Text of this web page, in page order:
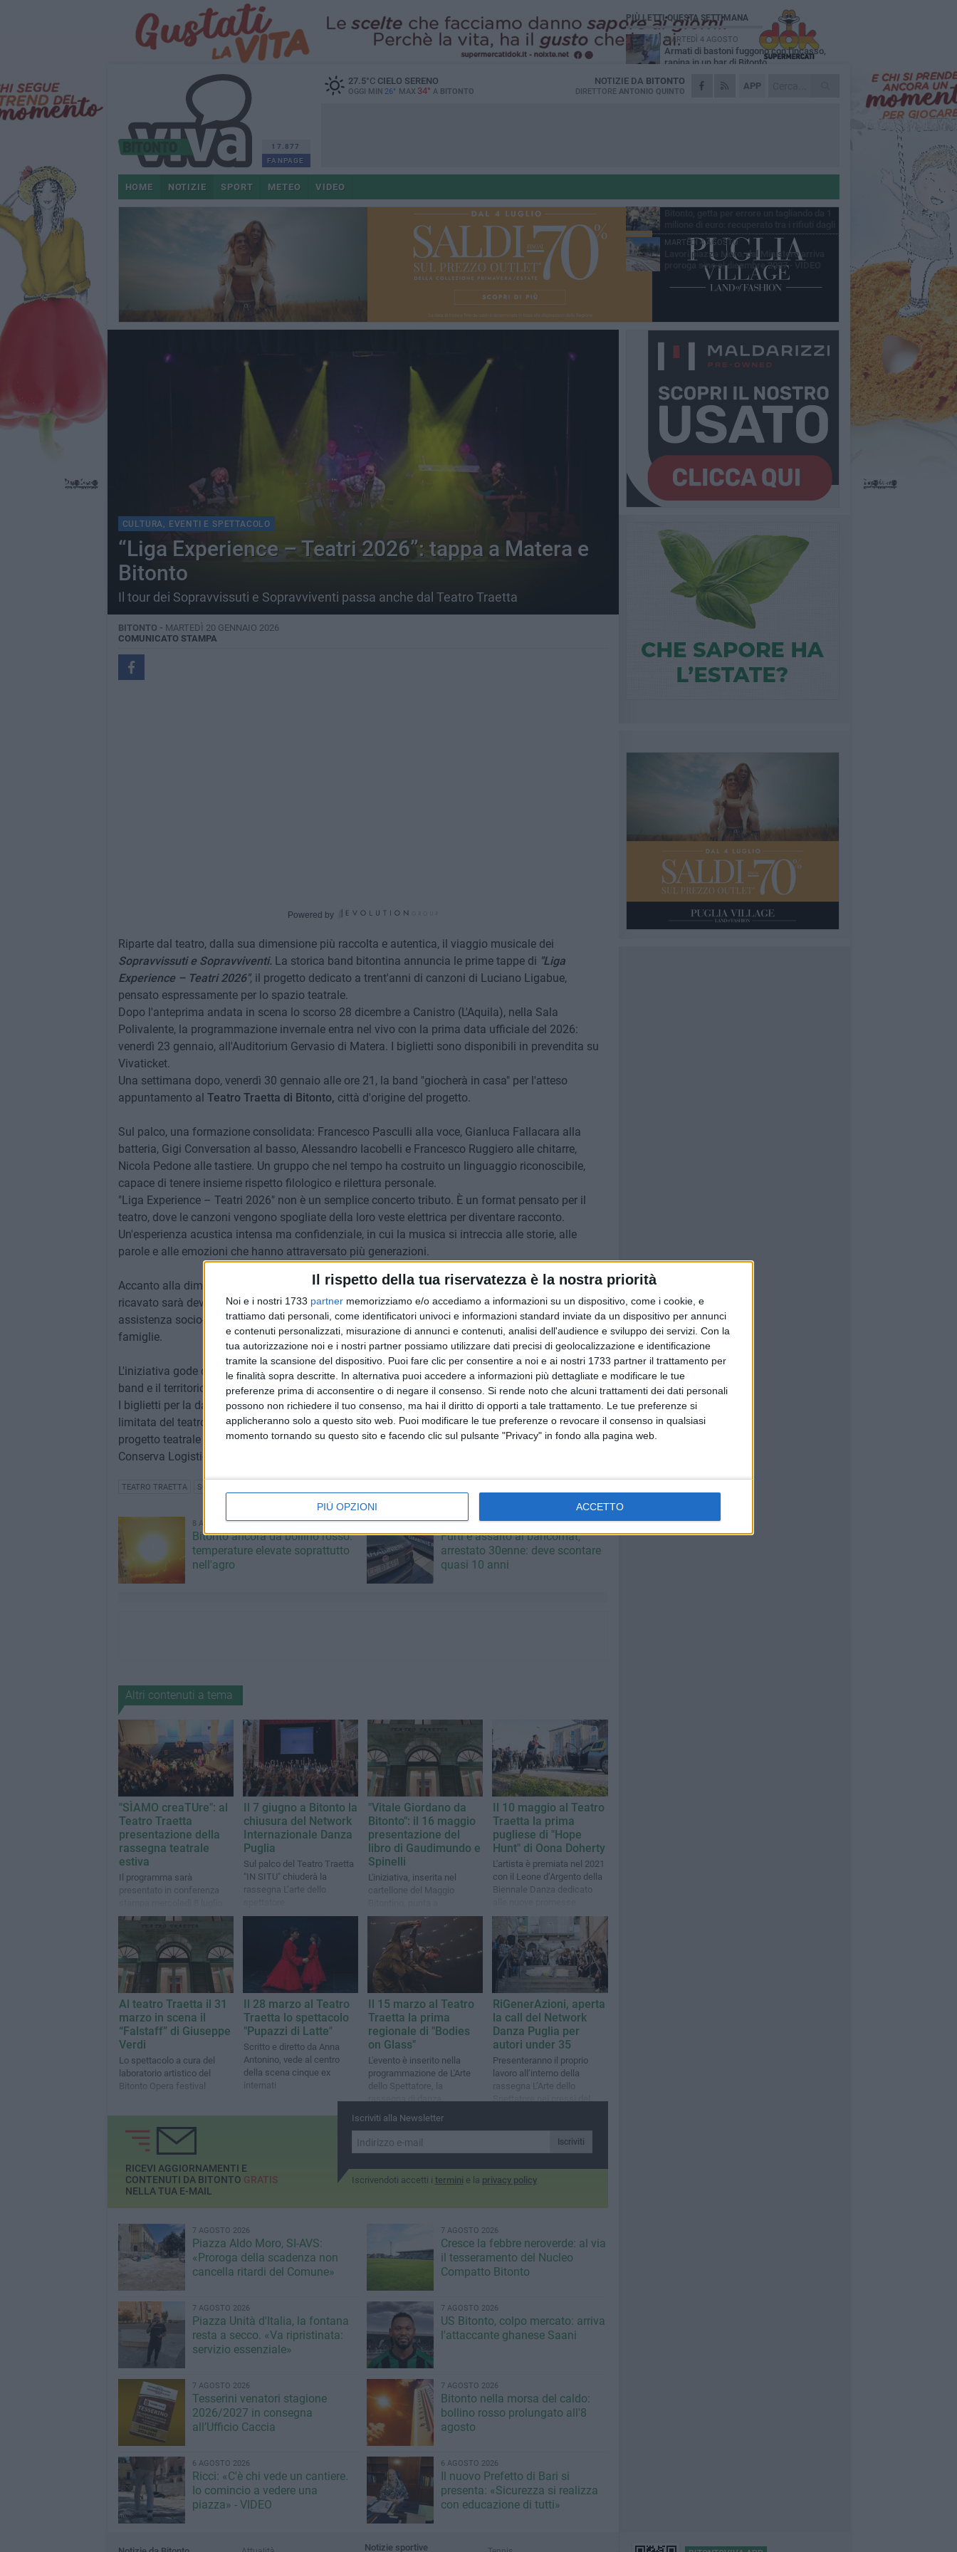
Il rispetto della tua riservatezza è la nostra priorità
Noi e i nostri 1733 partner memorizziamo e/o accediamo a informazioni su un dispositivo, come i cookie, e
trattiamo dati personali, come identificatori univoci e informazioni standard inviate da un dispositivo per annunci
e contenuti personalizzati, misurazione di annunci e contenuti, analisi dell'audience e sviluppo dei servizi. Con la
tua autorizzazione noi e i nostri partner possiamo utilizzare dati precisi di geolocalizzazione e identificazione
tramite la scansione del dispositivo. Puoi fare clic per consentire a noi e ai nostri 1733 partner il trattamento per
le finalità sopra descritte. In alternativa puoi accedere a informazioni più dettagliate e modificare le tue
preferenze prima di acconsentire o di negare il consenso. Si rende noto che alcuni trattamenti dei dati personali
possono non richiedere il tuo consenso, ma hai il diritto di opporti a tale trattamento. Le tue preferenze si
applicheranno solo a questo sito web. Puoi modificare le tue preferenze o revocare il consenso in qualsiasi
momento tornando su questo sito e facendo clic sul pulsante "Privacy" in fondo alla pagina web.
PIÙ OPZIONI ACCETTO
17.877
FANPAGE
27.5°CCIELO SERENO
OGGI MIN 26° MAX 34° A BITONTO
APP
NOTIZIE DA BITONTO
DIRETTORE ANTONIO QUINTO
HOME NOTIZIE SPORT METEO VIDEO
CULTURA, EVENTI E SPETTACOLO
“Liga Experience – Teatri 2026”: tappa a Matera e
Bitonto
Il tour dei Sopravvissuti e Sopravviventi passa anche dal Teatro Traetta
BITONTO - MARTEDÌ 20 GENNAIO 2026
COMUNICATO STAMPA
Powered by
Riparte dal teatro, dalla sua dimensione più raccolta e autentica, il viaggio musicale dei
Sopravvissuti e Sopravviventi. La storica band bitontina annuncia le prime tappe di "Liga
Experience – Teatri 2026", il progetto dedicato a trent'anni di canzoni di Luciano Ligabue,
pensato espressamente per lo spazio teatrale.
Dopo l'anteprima andata in scena lo scorso 28 dicembre a Canistro (L'Aquila), nella Sala
Polivalente, la programmazione invernale entra nel vivo con la prima data ufficiale del 2026:
venerdì 23 gennaio, all'Auditorium Gervasio di Matera. I biglietti sono disponibili in prevendita su
Vivaticket.
Una settimana dopo, venerdì 30 gennaio alle ore 21, la band "giocherà in casa" per l'atteso
appuntamento al Teatro Traetta di Bitonto, città d'origine del progetto.
Sul palco, una formazione consolidata: Francesco Pasculli alla voce, Gianluca Fallacara alla
batteria, Gigi Conversation al basso, Alessandro Iacobelli e Francesco Ruggiero alle chitarre,
Nicola Pedone alle tastiere. Un gruppo che nel tempo ha costruito un linguaggio riconoscibile,
capace di tenere insieme rispetto filologico e rilettura personale.
"Liga Experience – Teatri 2026" non è un semplice concerto tributo. È un format pensato per il
teatro, dove le canzoni vengono spogliate della loro veste elettrica per diventare racconto.
Un'esperienza acustica intensa ma confidenziale, in cui la musica si intreccia alle storie, alle
parole e alle emozioni che hanno attraversato più generazioni.
Accanto alla dimensione artistica, anche un impegno concreto: per la data di Bitonto, parte del
ricavato sarà devoluta alla Fondazione ANT Franco Pannuti – ETS, a sostegno delle attività di
assistenza socio-sanitaria specialistica e gratuita a domicilio per i malati oncologici e le loro
famiglie.
L'iniziativa gode del patrocinio del Comune di Bitonto, a conferma del legame profondo tra la
band e il territorio.
I biglietti per la data bitontina sono disponibili in prevendita su Billetto, considerata la capienza
limitata del teatro:
https://billetto.it/e/liga-experience-teatri-2026-bitonto-biglietti-1754412Il
progetto teatrale è reso possibile grazie al supporto di: Babalù – Porto di Trani, Nicola Robles,
Conserva Logistica, Ellegi Due.
TEATRO TRAETTA SOPRAVVISSUTI E SOPRAVVIVENTI
8 AGOSTO 2026
Bitonto ancora da bollino rosso:
temperature elevate soprattutto
nell'agro
7 AGOSTO 2026
Furti e assalto al bancomat,
arrestato 30enne: deve scontare
quasi 10 anni
Altri contenuti a tema
"SÌAMO creaTUre": al
Teatro Traetta
presentazione della
rassegna teatrale
estiva
Il programma sarà
presentato in conferenza
alle ore 10
Il 7 giugno a Bitonto la
chiusura del Network
Internazionale Danza
Puglia
Sul palco del Teatro Traetta
"IN SITU" chiuderà la
rassegna L’arte dello
"Vitale Giordano da
Bitonto": il 16 maggio
presentazione del
libro di Gaudimundo e
Spinelli
L'iniziativa, inserita nel
cartellone del Maggio
valorizzare la figura
dell'illustre matematico
bitontino
Il 10 maggio al Teatro
Traetta la prima
pugliese di "Hope
Hunt" di Oona Doherty
L'artista è premiata nel 2021
con il Leone d’Argento della
Biennale Danza dedicato
Al teatro Traetta il 31
marzo in scena il
“Falstaff” di Giuseppe
Verdi
Lo spettacolo a cura del
laboratorio artistico del
Bitonto Opera festival
Il 28 marzo al Teatro
Traetta lo spettacolo
"Pupazzi di Latte"
Scritto e diretto da Anna
Antonino, vede al centro
della scena cinque ex
internati
Il 15 marzo al Teatro
Traetta la prima
regionale di "Bodies
on Glass"
L'evento è inserito nella
programmazione de L'Arte
dello Spettatore, la
rassegna di danza
contemporanea diretta da
Schiavulli e Moscatelli
RiGenerAzioni, aperta
la call del Network
Danza Puglia per
autori under 35
Presenteranno il proprio
lavoro all’interno della
rassegna L’Arte dello
Spettatore nei pressi del
Iscriviti alla Newsletter
Iscriviti
Iscrivendoti accetti i termini e la privacy policy
RICEVI AGGIORNAMENTI E
CONTENUTI DA BITONTO GRATIS
NELLA TUA E-MAIL
7 AGOSTO 2026
Piazza Aldo Moro, SI-AVS:
«Proroga della scadenza non
cancella ritardi del Comune»
7 AGOSTO 2026
Cresce la febbre neroverde: al via
il tesseramento del Nucleo
Compatto Bitonto
7 AGOSTO 2026
Piazza Unità d'Italia, la fontana
resta a secco. «Va ripristinata:
servizio essenziale»
7 AGOSTO 2026
US Bitonto, colpo mercato: arriva
l'attaccante ghanese Saani
7 AGOSTO 2026
Tesserini venatori stagione
2026/2027 in consegna
all’Ufficio Caccia
7 AGOSTO 2026
Bitonto nella morsa del caldo:
bollino rosso prolungato all'8
agosto
6 AGOSTO 2026
Ricci: «C'è chi vede un cantiere.
Io comincio a vedere una
piazza» - VIDEO
6 AGOSTO 2026
Il nuovo Prefetto di Bari si
presenta: «Sicurezza si realizza
con educazione di tutti»
PIÙ LETTI QUESTA SETTIMANA
MARTEDÌ 4 AGOSTO
Armati di bastoni fuggono con l'incasso,
rapina in un bar di Bitonto
DOMENICA 2 AGOSTO
Fratelli d'Italia Bitonto: «Vicinanza alla
Parcheggio interrato in piazza Marconi, SI:
MARTEDÌ 4 AGOSTO
operatori SANB
MARTEDÌ 4 AGOSTO
Lavori piazza Moro, dal Ministero arriva
proroga sino al dicembre 2027 - VIDEO
Notizie sportive